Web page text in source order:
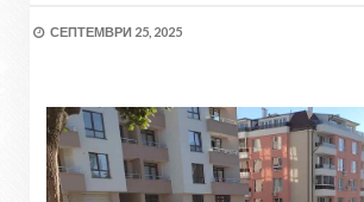
СЕПТЕМВРИ 25, 2025